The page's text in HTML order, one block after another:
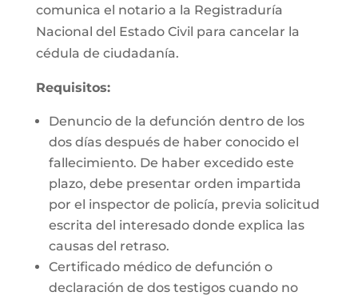
comunica el notario a la Registraduría
Nacional del Estado Civil para cancelar la
cédula de ciudadanía.
Requisitos:
Denuncio de la defunción dentro de los
dos días después de haber conocido el
fallecimiento. De haber excedido este
plazo, debe presentar orden impartida
por el inspector de policía, previa solicitud
escrita del interesado donde explica las
causas del retraso.
Certificado médico de defunción o
declaración de dos testigos cuando no